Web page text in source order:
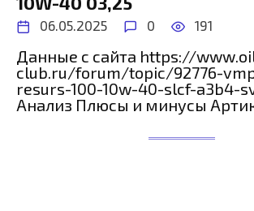
06.05.2025 0 191
Данные с сайта https://
club.ru/forum/topic/92776-
resurs-100-10w-40-slcf-a3b4-
Анализ Плюсы и минусы